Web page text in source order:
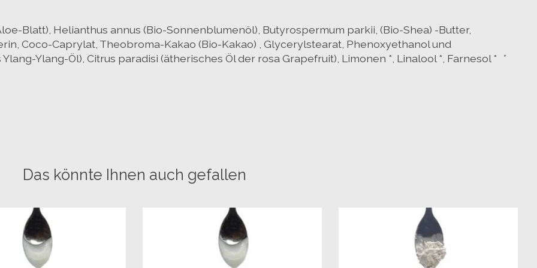
Blatt), Helianthus annus (Bio-Sonnenblumenöl), Butyrospermum parkii, (Bio-Shea) -Butter,
Coco-Caprylat, Theobroma-Kakao (Bio-Kakao) , Glycerylstearat, Phenoxyethanol und
Ylang-Öl), Citrus paradisi (ätherisches Öl der rosa Grapefruit), Limonen *, Linalool *, Farnesol * *
Das könnte Ihnen auch gefallen
Subscribe to our newsletter to stay updated about our newest
products, and receive a 5% discount coupon for your next purchase! 😀